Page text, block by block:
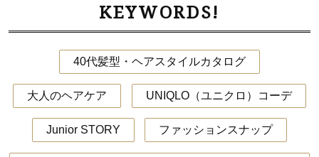
KEYWORDS!
40代髪型・ヘアスタイルカタログ
大人のヘアケア UNIQLO（ユニクロ）コーデ
Junior STORY ファッションスナップ